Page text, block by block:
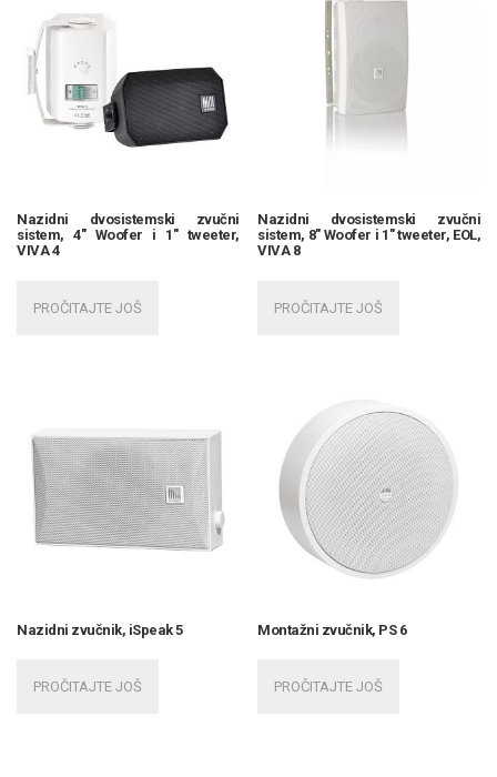
Nazidni dvosistemski zvučni
sistem, 4″ Woofer i 1″ tweeter,
VIVA 4
PROČITAJTE JOŠ
Nazidni dvosistemski zvučni
sistem, 8″ Woofer i 1″ tweeter, EOL,
VIVA 8
PROČITAJTE JOŠ
Nazidni zvučnik, iSpeak 5
PROČITAJTE JOŠ
Montažni zvučnik, PS 6
PROČITAJTE JOŠ